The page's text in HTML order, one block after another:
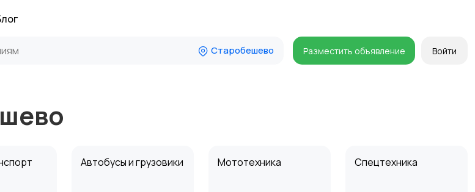
Старобешево Разместить объявление Войти
Автобусы и грузовики Мототехника Спецтехника